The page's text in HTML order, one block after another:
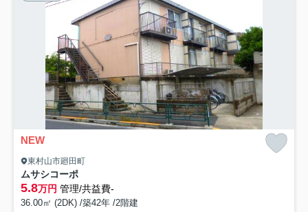
NEW
東村山市廻田町
ムサシコーポ
5.8万円 管理/共益費-
36.00㎡ (2DK) /築42年 /2階建